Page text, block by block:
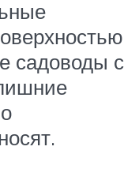
садоводы с